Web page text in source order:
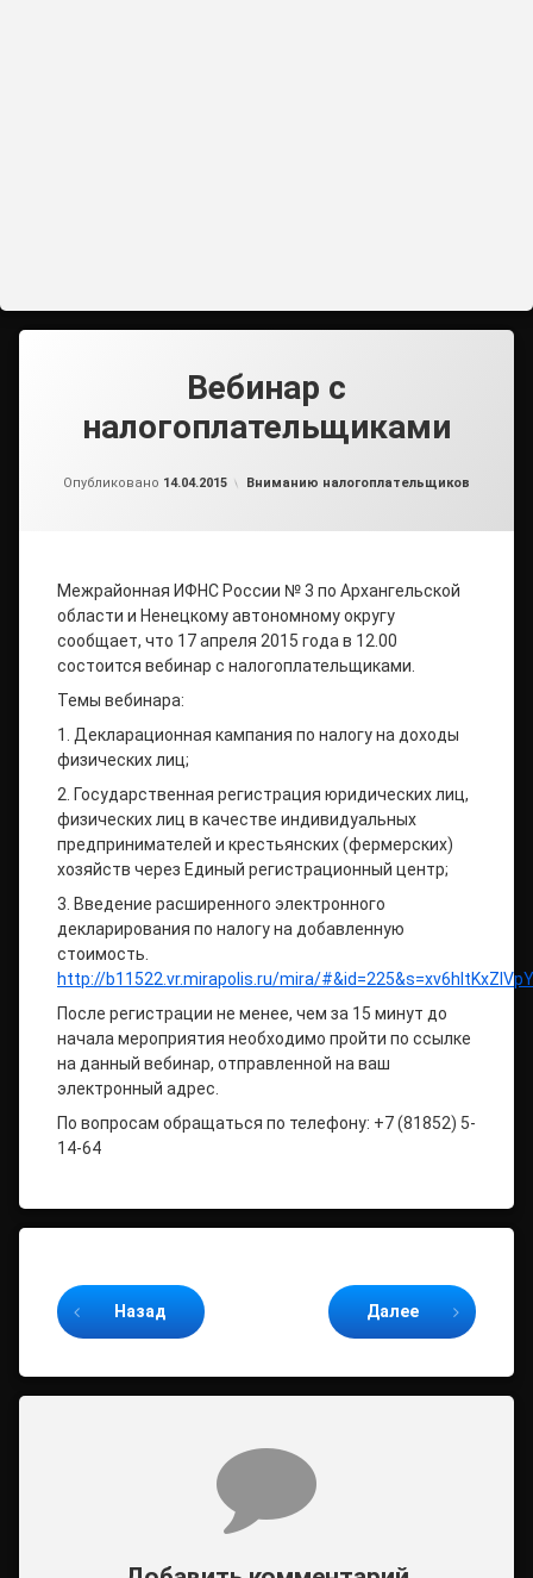
Вебинар с
налогоплательщиками
Опубликовано 14.04.2015 Рубрики:
Вниманию налогоплательщиков
Межрайонная ИФНС России № 3 по Архангельской
области и Ненецкому автономному округу
сообщает, что 17 апреля 2015 года в 12.00
состоится вебинар с налогоплательщиками.
Темы вебинара:
1. Декларационная кампания по налогу на доходы
физических лиц;
2. Государственная регистрация юридических лиц,
физических лиц в качестве индивидуальных
предпринимателей и крестьянских (фермерских)
хозяйств через Единый регистрационный центр;
3. Введение расширенного электронного
декларирования по налогу на добавленную
стоимость.
http://b11522.vr.mirapolis.ru/mira/
После регистрации не менее, чем за 15 минут до
начала мероприятия необходимо пройти по ссылке
на данный вебинар, отправленной на ваш
электронный адрес.
По вопросам обращаться по телефону: +7 (81852) 5-
14-64
Назад Далее